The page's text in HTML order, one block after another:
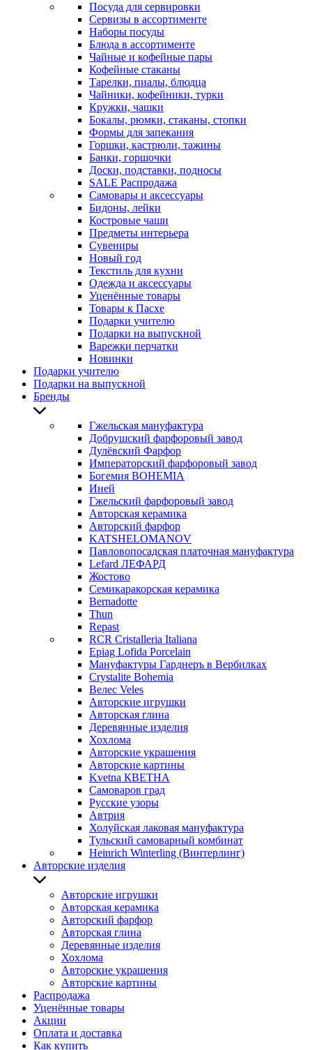
Посуда для сервировки
Сервизы в ассортименте
Наборы посуды
Блюда в ассортименте
Чайные и кофейные пары
Кофейные стаканы
Тарелки, пиалы, блюдца
Чайники, кофейники, турки
Кружки, чашки
Бокалы, рюмки, стаканы, стопки
Формы для запекания
Горшки, кастрюли, тажины
Банки, горшочки
Доски, подставки, подносы
SALE Распродажа
Самовары и аксессуары
Бидоны, лейки
Костровые чаши
Предметы интерьера
Сувениры
Новый год
Текстиль для кухни
Одежда и аксессуары
Уценённые товары
Товары к Пасхе
Подарки учителю
Подарки на выпускной
Варежки перчатки
Новинки
Подарки учителю
Подарки на выпускной
Бренды
Гжельская мануфактура
Добрушский фарфоровый завод
Дулёвский Фарфор
Императорский фарфоровый завод
Богемия BOHEMIA
Иней
Гжельский фарфоровый завод
Авторская керамика
Авторский фарфор
KATSHELOMANOV
Павловопосадская платочная мануфактура
Lefard ЛЕФАРД
Жостово
Семикаракорская керамика
Bernadotte
Thun
Repast
RCR Cristalleria Italiana
Epiag Lofida Porcelain
Мануфактуры Гарднеръ в Вербилках
Crystalite Bohemia
Велес Veles
Авторские игрушки
Авторская глина
Деревянные изделия
Хохлома
Авторские украшения
Авторские картины
Kvetna КВЕТНА
Самоваров град
Русские узоры
Автрия
Холуйская лаковая мануфактура
Тульский самоварный комбинат
Heinrich Winterling (Винтерлинг)
Авторские изделия
Авторские игрушки
Авторская керамика
Авторский фарфор
Авторская глина
Деревянные изделия
Хохлома
Авторские украшения
Авторские картины
Распродажа
Уценённые товары
Акции
Оплата и доставка
Как купить